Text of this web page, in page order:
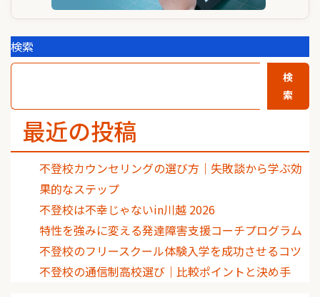
検索
検
索
最近の投稿
不登校カウンセリングの選び方｜失敗談から学ぶ効
果的なステップ
不登校は不幸じゃないin川越 2026
特性を強みに変える発達障害支援コーチプログラム
不登校のフリースクール体験入学を成功させるコツ
不登校の通信制高校選び｜比較ポイントと決め手